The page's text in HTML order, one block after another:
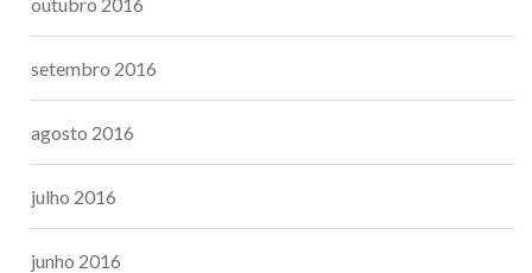
setembro 2016
agosto 2016
julho 2016
junho 2016